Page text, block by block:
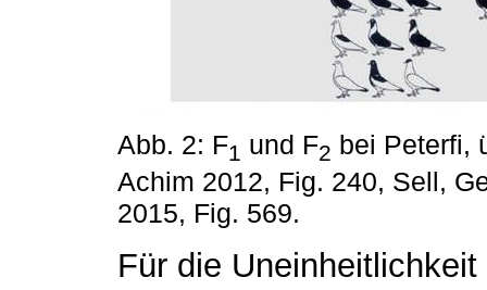
Abb. 2: F1 und F2 bei Peterfi,
Achim 2012, Fig. 240, Sell,
2015, Fig. 569.
Für die Uneinheitlichkeit